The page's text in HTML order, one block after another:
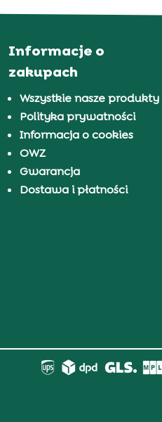
Informacje o
zakupach
Wszystkie nasze produkty
Polityka prywatności
Informacja o cookies
OWZ
Gwarancja
Dostawa i płatności